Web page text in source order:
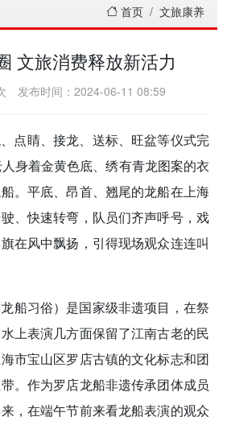
播党建理论
切党群关系
递党的声音
首页 文旅康养
文旅消费释放新活力
发布时间：2024-06-11 08:59
点睛、接龙、送标、旺盆等仪式完
身着金黄色底、绣有青龙图案的衣
。平底、昂首、翘尾的龙船在上海
、快速转弯，队员们齐声呼号，戏
在风中飘扬，引得现场观众连连叫
习俗）是国家级非遗项目，在祭
上表演几方面保留了江南古老的民
市宝山区罗店古镇的文化标志和团
。作为罗店龙船非遗传承团体成员
，在端午节前来看龙船表演的观众